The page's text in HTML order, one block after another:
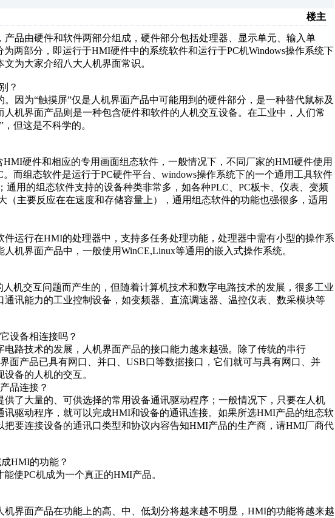
楼主
品由硬件和软件两部分组成，硬件部分包括处理器、显示单元、输入单
两部分，即运行于HMI硬件中的系统软件和运行于PC机Windows操作系统下
为大家介绍八大人机界面常识。
？
为“触摸屏”仅是人机界面产品中可能用到的硬件部分，是一种替代鼠标及
机界面产品则是一种包含硬件和软件的人机交互设备。在工业中，人们常
但这是不科学的。
硬件和相应的专用画面组态软件，一般情况下，不同厂家的HMI硬件使用
而组态软件是运行于PC硬件平台、windows操作系统下的一个通用工具软件
用的组态软件支持的设备种类非常多，如各种PLC、PC板卡、仪表、变频
（主要反应在在速度和存储容量上），通用组态软件的功能也强很多，适用
行在HMI的处理器中，支持多任务处理功能，处理器中需有小型的操作系
机界面产品中，一般使用WinCE,Linux等通用的嵌入式操作系统。
交互问题而产生的，但随着计算机技术和数字电路技术的发展，很多工业
讯能力的工业控制设备，如变频器、直流调速器、温控仪表、数采模块等
设备相连接吗？
技术的发展，人机界面产品的接口能力越来越强。除了传统的串行
界面产品已具有网口、并口、USB口等数据接口，它们就可与具有网口、并
备的人机的交互。
品连接？
大量的、可供选择的常用设备通讯驱动程序；一般情况下，只要在人机
驱动程序，就可以完成HMI和设备的通讯连接。如果所选HMI产品的组态软
要连接设备的通讯口类型和协议内容告知HMI产品的生产商，请HMI厂商代
HMI的功能？
PC机成为一个真正的HMI产品。
面产品在功能上的高、中、低划分将越来越不明显，HMI的功能将越来越